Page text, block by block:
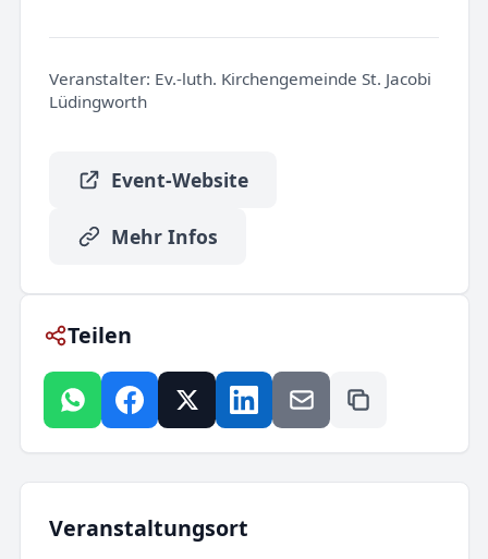
Veranstalter: Ev.-luth. Kirchengemeinde St. Jacobi
Lüdingworth
Event-Website
Mehr Infos
Teilen
Veranstaltungsort